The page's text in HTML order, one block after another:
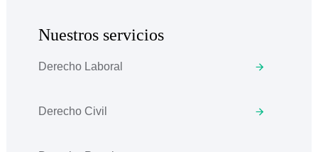
Nuestros servicios
Derecho Laboral
Derecho Civil